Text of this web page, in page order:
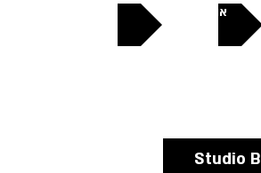
אודותינו
Studio B